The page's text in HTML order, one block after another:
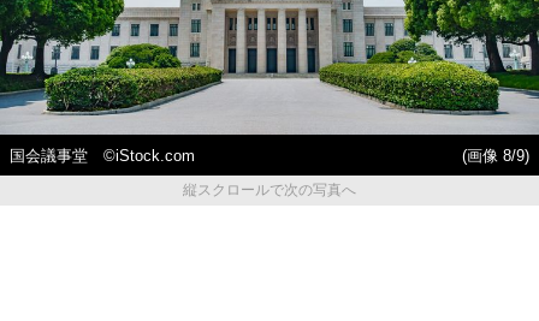
国会議事堂 ©iStock.com
(画像 8/9)
縦スクロールで次の写真へ